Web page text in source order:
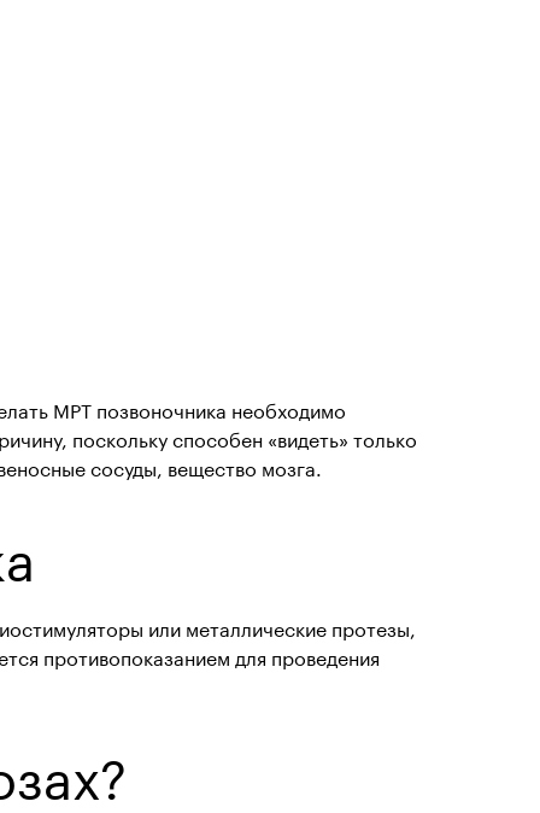
МРТ позвоночника необходимо
поскольку способен «видеть» только
сосуды, вещество мозга.
или металлические протезы,
противопоказанием для проведения